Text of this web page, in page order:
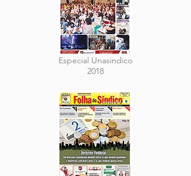
Especial Unasindico
2018